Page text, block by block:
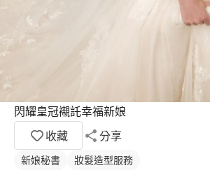
閃耀皇冠襯託幸福新娘
收藏
分享
新娘秘書
妝髮造型服務